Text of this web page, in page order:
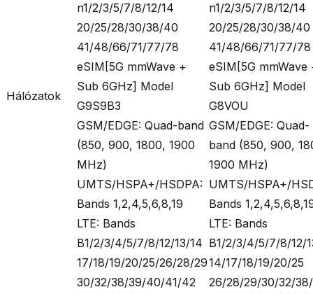
Hálózatok
n1/2/3/5/7/8/12/14
20/25/28/30/38/40
41/48/66/71/77/78
eSIM[5G mmWave +
Sub 6GHz] Model
G9S9B3
GSM/EDGE: Quad-band
(850, 900, 1800, 1900
MHz)
UMTS/HSPA+/HSDPA:
Bands 1,2,4,5,6,8,19
LTE: Bands
B1/2/3/4/5/7/8/12/13/14
17/18/19/20/25/26/28/29
30/32/38/39/40/41/42
n1/2/3/5/7/8/12/14
20/25/28/30/38/40
41/48/66/71/77/78
eSIM[5G mmWave
Sub 6GHz] Model
G8VOU
GSM/EDGE: Quad-
band (850, 900,
1900 MHz)
UMTS/HSPA+/
Bands
LTE: Bands
B1/2/3/4/5/7/8/12/
14/17/18/19/20/25
26/28/29/30/32/